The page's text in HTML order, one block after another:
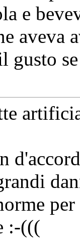
e
aveva
gusto
:-(((